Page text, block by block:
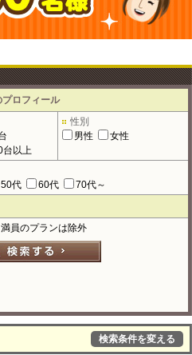
ロフィール
台以上
性別
男性
女性
50代 60代
70代～
満員のプランは除外
検索条件を変える